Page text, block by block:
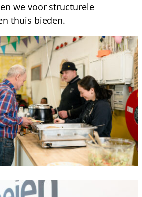
we voor structurele
thuis bieden.